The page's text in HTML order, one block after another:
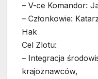
– V-ce Komandor:
– Członkowie:
Hak
Cel Zlotu:
– Integracja
krajoznawców,